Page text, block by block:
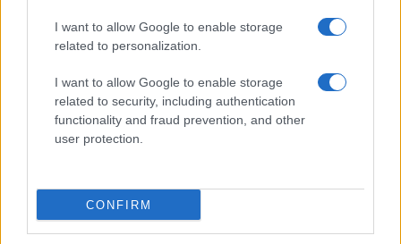
I want to allow Google to enable storage
related to personalization.
I want to allow Google to enable storage
related to security, including authentication
functionality and fraud prevention, and other
user protection.
CONFIRM
transformando las posturas de los
Los influencers del movimiento MAGA están revisando sus…
POLÍTICA